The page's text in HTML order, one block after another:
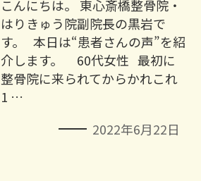
こんにちは。 東心斎橋整骨院・
はりきゅう院副院長の黒岩で
す。 本日は“患者さんの声”を紹
介します。 60代女性 最初に
整骨院に来られてからかれこれ
1 …
2022年6月22日